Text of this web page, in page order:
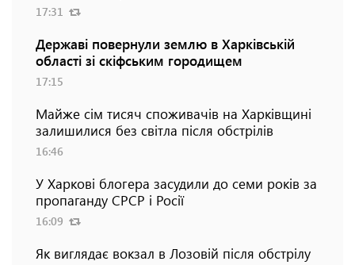
17:31
Державі повернули землю в Харківській
області зі скіфським городищем
17:15
Майже сім тисяч споживачів на Харківщині
залишилися без світла після обстрілів
16:46
У Харкові блогера засудили до семи років за
пропаганду СРСР і Росії
16:09
Як виглядає вокзал в Лозовій після обстрілу